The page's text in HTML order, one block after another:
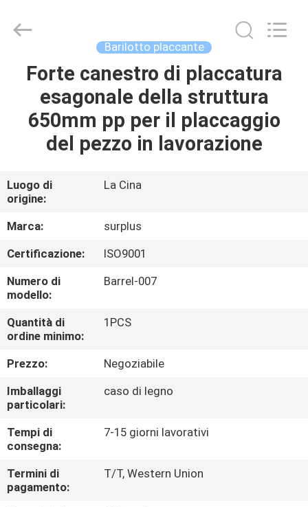
CASA.
PRODOTTI
DI
NOI
VISITA
ALLA
FABBRICA
CONTROLLO
DELLA
QUALITÀ
CONTATTACI
NOTIZIE
Technology
Limited.
Barilotto placcante
Forte canestro di placcatura
esagonale della struttura
650mm pp per il placcaggio
del pezzo in lavorazione
Luogo di
origine:
La Cina
Marca:
surplus
Certificazione:
ISO9001
Numero di
modello:
Barrel-007
Quantità di
ordine minimo:
1PCS
Prezzo:
Negoziabile
Imballaggi
particolari:
caso di legno
Tempi di
consegna:
7-15 giorni lavorativi
Termini di
pagamento:
T/T, Western Union